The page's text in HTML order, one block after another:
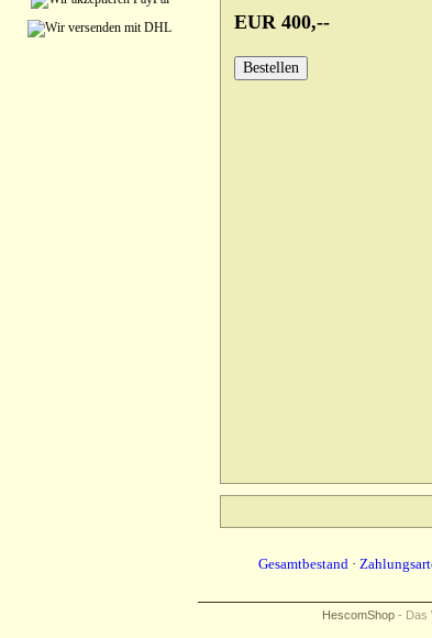
EUR 400,--
Gesamtbestand ·
HescomShop - Das